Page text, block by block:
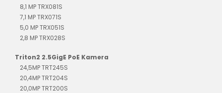
8,1 MP TRX081S
7,1 MP TRX071S
5,0 MP TRX051S
2,8 MP TRX028S
Triton2 2.5GigE PoE Kamera
24,5MP TRT245S
20,4MP TRT204S
20,0MP TRT200S